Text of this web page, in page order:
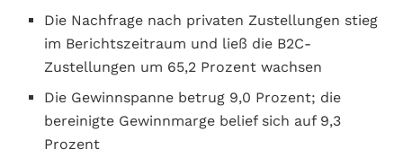
Die Nachfrage nach privaten Zustellungen stieg
im Berichtszeitraum und ließ die B2C-
Zustellungen um 65,2 Prozent wachsen
Die Gewinnspanne betrug 9,0 Prozent; die
bereinigte Gewinnmarge belief sich auf 9,3
Prozent